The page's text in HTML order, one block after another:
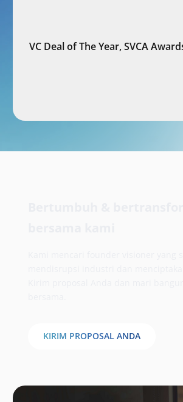
VC Deal of The Year, SVCA
KIRIM PROPOSAL ANDA